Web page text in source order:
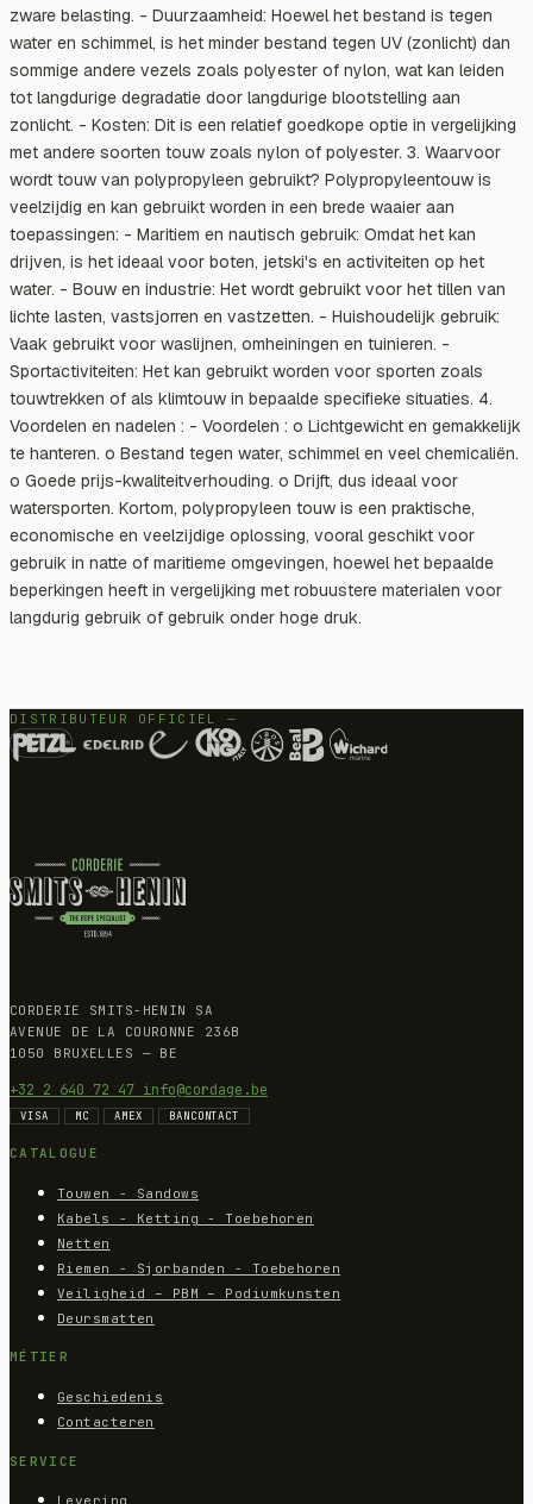
zware belasting. - Duurzaamheid: Hoewel het bestand is tegen
water en schimmel, is het minder bestand tegen UV (zonlicht) dan
sommige andere vezels zoals polyester of nylon, wat kan leiden
tot langdurige degradatie door langdurige blootstelling aan
zonlicht. - Kosten: Dit is een relatief goedkope optie in vergelijking
met andere soorten touw zoals nylon of polyester. 3. Waarvoor
wordt touw van polypropyleen gebruikt? Polypropyleentouw is
veelzijdig en kan gebruikt worden in een brede waaier aan
toepassingen: - Maritiem en nautisch gebruik: Omdat het kan
drijven, is het ideaal voor boten, jetski's en activiteiten op het
water. - Bouw en industrie: Het wordt gebruikt voor het tillen van
lichte lasten, vastsjorren en vastzetten. - Huishoudelijk gebruik:
Vaak gebruikt voor waslijnen, omheiningen en tuinieren. -
Sportactiviteiten: Het kan gebruikt worden voor sporten zoals
touwtrekken of als klimtouw in bepaalde specifieke situaties. 4.
Voordelen en nadelen : - Voordelen : o Lichtgewicht en gemakkelijk
te hanteren. o Bestand tegen water, schimmel en veel chemicaliën.
o Goede prijs-kwaliteitverhouding. o Drijft, dus ideaal voor
watersporten. Kortom, polypropyleen touw is een praktische,
economische en veelzijdige oplossing, vooral geschikt voor
gebruik in natte of maritieme omgevingen, hoewel het bepaalde
beperkingen heeft in vergelijking met robuustere materialen voor
langdurig gebruik of gebruik onder hoge druk.
DISTRIBUTEUR OFFICIEL —
CORDERIE SMITS-HENIN SA
AVENUE DE LA COURONNE 236B
1050 BRUXELLES — BE
+32 2 640 72 47 info@cordage.be
VISA MC AMEX BANCONTACT
CATALOGUE
Touwen - Sandows
Kabels - Ketting - Toebehoren
Netten
Riemen - Sjorbanden - Toebehoren
Veiligheid – PBM – Podiumkunsten
Deursmatten
MÉTIER
Geschiedenis
Contacteren
SERVICE